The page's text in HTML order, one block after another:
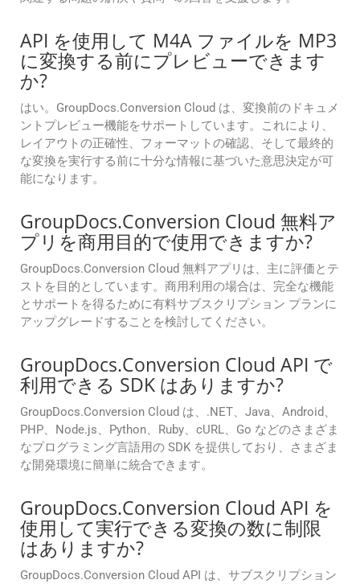
API を使用して M4A ファイルを MP3
に変換する前にプレビューできます
か?
はい。GroupDocs.Conversion Cloud は、変換前のドキュメ
ントプレビュー機能をサポートしています。これにより、
レイアウトの正確性、フォーマットの確認、そして最終的
な変換を実行する前に十分な情報に基づいた意思決定が可
能になります。
GroupDocs.Conversion Cloud 無料ア
プリを商用目的で使用できますか?
GroupDocs.Conversion Cloud 無料アプリは、主に評価とテ
ストを目的としています。商用利用の場合は、完全な機能
とサポートを得るために有料サブスクリプション プランに
アップグレードすることを検討してください。
GroupDocs.Conversion Cloud API で
利用できる SDK はありますか?
GroupDocs.Conversion Cloud は、.NET、Java、Android、
PHP、Node.js、Python、Ruby、cURL、Go などのさまざま
なプログラミング言語用の SDK を提供しており、さまざま
な開発環境に簡単に統合できます。
GroupDocs.Conversion Cloud API を
使用して実行できる変換の数に制限
はありますか?
GroupDocs.Conversion Cloud API は、サブスクリプション